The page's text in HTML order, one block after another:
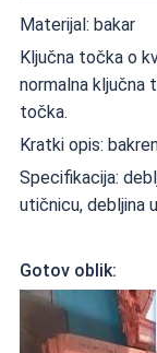
Materijal: bakar
Ključna točka o
normalna ključna
točka.
Kratki opis:
Specifikacija:
utičnicu, debljina
Gotov oblik: